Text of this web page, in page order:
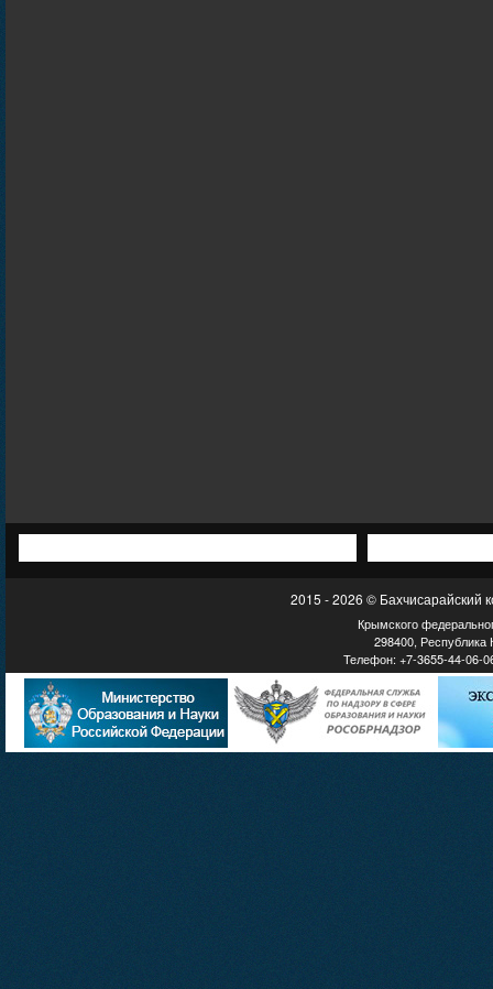
2015 - 2026 © Бахчисарайский
Крымского
298400, Республика
Телефон: +7-3655-44-06-